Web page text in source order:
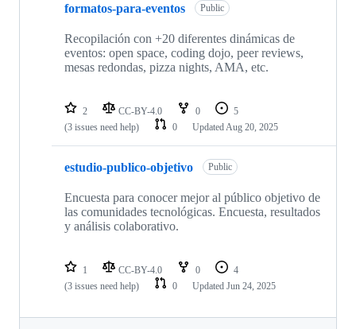
formatos-para-eventos Public
Recopilación con +20 diferentes dinámicas de
eventos: open space, coding dojo, peer reviews,
mesas redondas, pizza nights, AMA, etc.
2 CC-BY-4.0 0
5
(3 issues need help)
0 UpdatedAug 20, 2025
estudio-publico-objetivo Public
Encuesta para conocer mejor al público objetivo de
las comunidades tecnológicas. Encuesta, resultados
y análisis colaborativo.
1 CC-BY-4.0 0
4
(3 issues need help)
0 Updated Jun 24, 2025